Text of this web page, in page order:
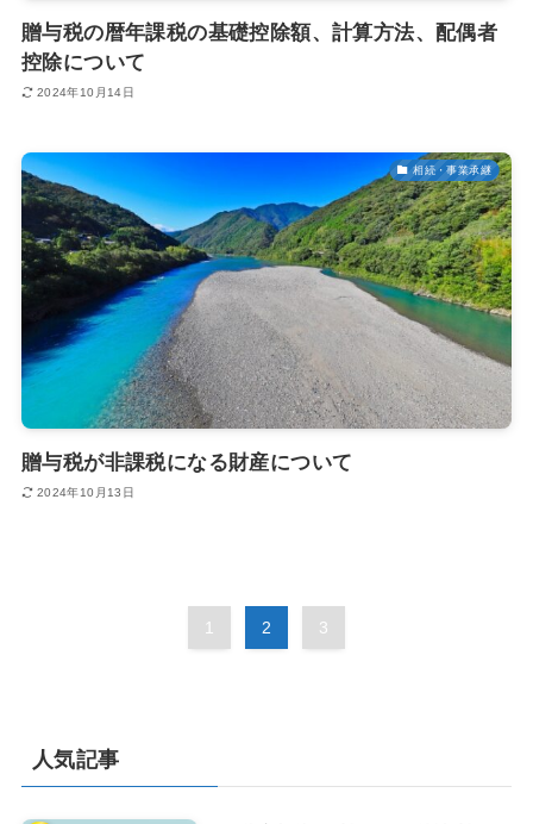
贈与税の暦年課税の基礎控除額、計算方法、配偶者
控除について
2024年10月14日
相続・事業承継
贈与税が非課税になる財産について
2024年10月13日
1 2 3
人気記事